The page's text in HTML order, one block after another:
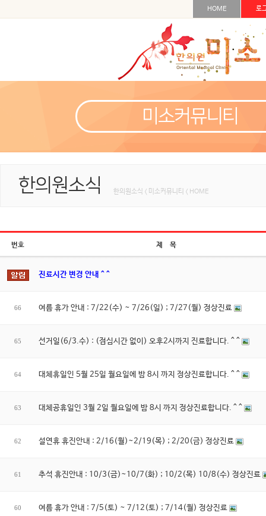
HOME 로
미소커뮤니티
한의원소식 한의원소식 < 미소커뮤니티 < HOME
번호 제 목
진료시간 변경 안내 ^ ^
66 여름 휴가 안내 : 7/22(수) ~ 7/26(일) ; 7/27(월) 정상진료
65 선거일(6/3.수) : (점심시간 없이) 오후2시까지 진료합니다. ^ ^
64 대체휴일인 5월 25일 월요일에 밤 8시 까지 정상진료합니다. ^ ^
63 대체공휴일인 3월 2일 월요일에 밤 8시 까지 정상진료합니다. ^ ^
62 설연휴 휴진안내 : 2/16(월)~2/19(목) ; 2/20(금) 정상진료
61 추석 휴진안내 : 10/3(금)~10/7(화) ; 10/2(목) 10/8(수) 정상진료
60 여름 휴가 안내 : 7/5(토) ~ 7/12(토) ; 7/14(월) 정상진료